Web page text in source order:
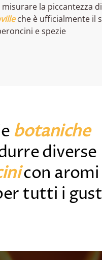
misurare la piccantezza
che è ufficialmente il
e spezie
botaniche
diverse
con aromi
tutti i